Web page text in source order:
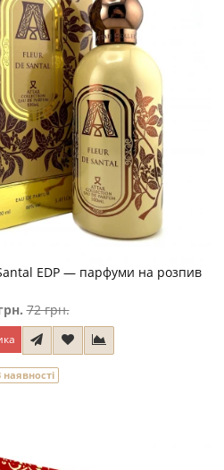
EDP — парфуми на розпив
72 грн.
наявності